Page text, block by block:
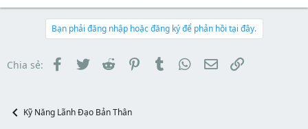
rt
a
t
e
đ
ầ
Bạn phải đăng nhập hoặc đăng ký để phản hồi tại đây.
Chia sẻ: Facebook
TwitterReddit PinterestTumblr WhatsApp
EmailLink
Kỹ Năng Lãnh Đạo Bản Thân